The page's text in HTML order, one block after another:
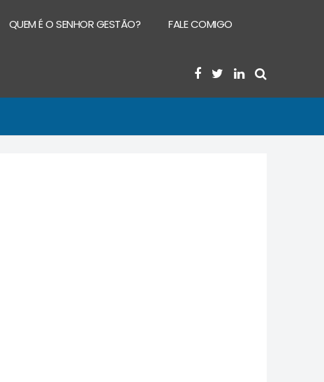
QUEM É O SENHOR GESTÃO? FALE COMIGO